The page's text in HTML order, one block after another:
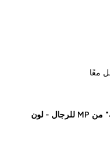
معًا
فيست سترينجر "يوم الراحة" من MP للرجال - لون